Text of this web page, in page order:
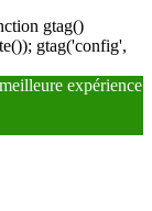
gtag()
gtag('config',
expérience